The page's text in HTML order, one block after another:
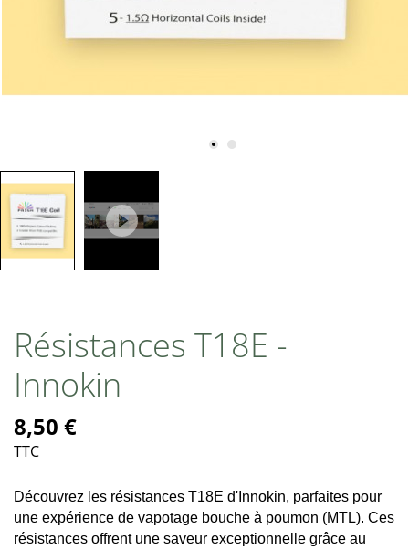
Résistances T18E -
Innokin
8,50 €
TTC
Découvrez les résistances T18E d'Innokin, parfaites pour
une expérience de vapotage bouche à poumon (MTL). Ces
résistances offrent une saveur exceptionnelle grâce au